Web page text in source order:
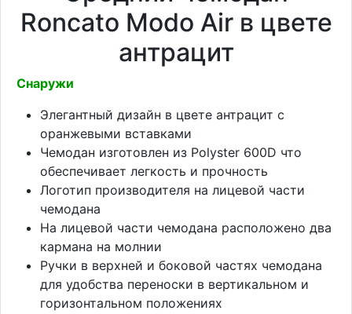
Roncato Modo Air в цвете
антрацит
Снаружи
Элегантный дизайн в цвете антрацит с
оранжевыми вставками
Чемодан изготовлен из Polyster 600D что
обеспечивает легкость и прочность
Логотип производителя на лицевой части
чемодана
На лицевой части чемодана расположено два
кармана на молнии
Ручки в верхней и боковой частях чемодана
для удобства переноски в вертикальном и
горизонтальном положениях